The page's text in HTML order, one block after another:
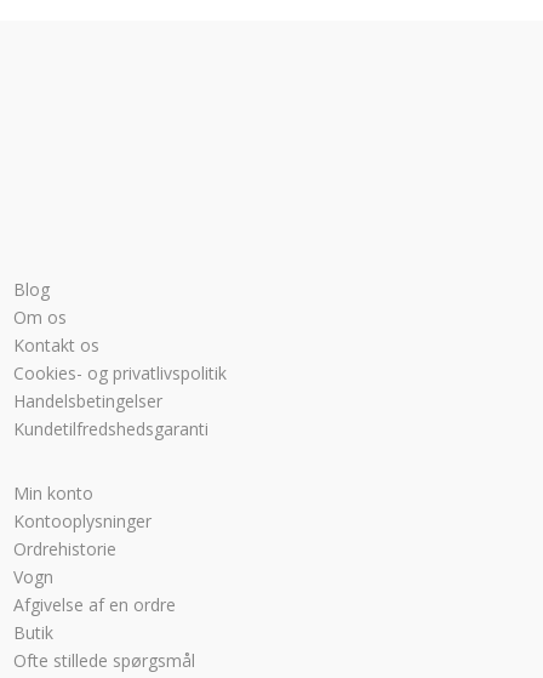
Blog
Om os
Kontakt os
Cookies- og privatlivspolitik
Handelsbetingelser
Kundetilfredshedsgaranti
Min konto
Kontooplysninger
Ordrehistorie
Vogn
Afgivelse af en ordre
Butik
Ofte stillede spørgsmål